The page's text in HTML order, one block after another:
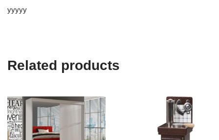
yyyyy
Related products